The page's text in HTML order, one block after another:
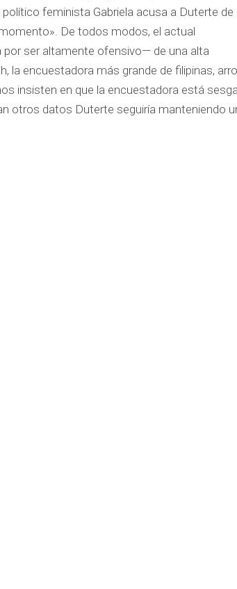
feminista Gabriela acusa a Duterte de
De todos modos, el actual
por ser altamente ofensivo— de una alta
la encuestadora más grande de filipinas,
insisten en que la encuestadora está
otros datos Duterte seguiría manteniendo